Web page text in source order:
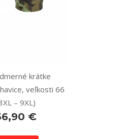
krátke
veľkosti 66
– 9XL)
€